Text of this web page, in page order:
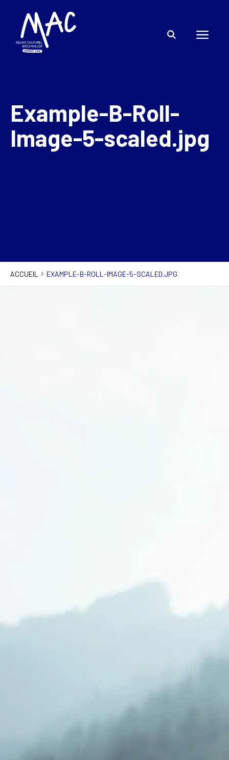
Example-B-Roll-
Image-5-scaled.jpg
ACCUEIL EXAMPLE-B-ROLL-IMAGE-5-SCALED.JPG